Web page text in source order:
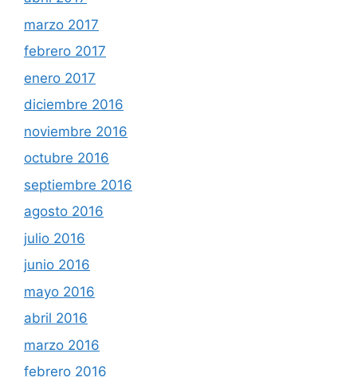
marzo 2017
febrero 2017
enero 2017
diciembre 2016
noviembre 2016
octubre 2016
septiembre 2016
agosto 2016
julio 2016
junio 2016
mayo 2016
abril 2016
marzo 2016
febrero 2016